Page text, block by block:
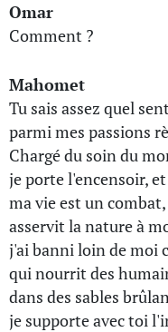
Omar
Comment ?
Mahomet
Tu sais assez quel
parmi mes passions
Chargé du soin du
je porte l'encensoir,
ma vie est un
asservit la nature à
j'ai banni loin de moi
qui nourrit des
dans des sables
je supporte avec toi